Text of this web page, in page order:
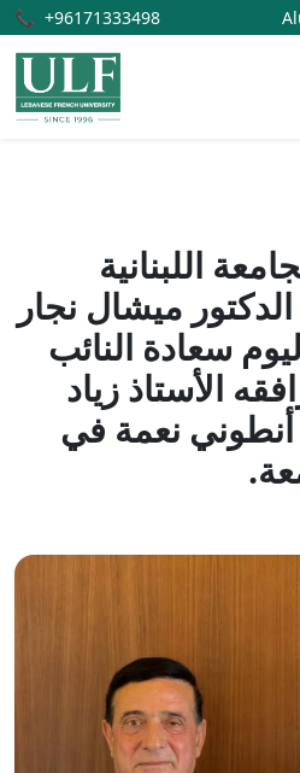
📞 +96171333498
اللبنانية
ميشال نجار
سعادة النائب
الأستاذ زياد
أنطوني نعمة في